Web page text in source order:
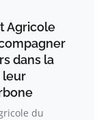
Agricole
dans la
leur
du